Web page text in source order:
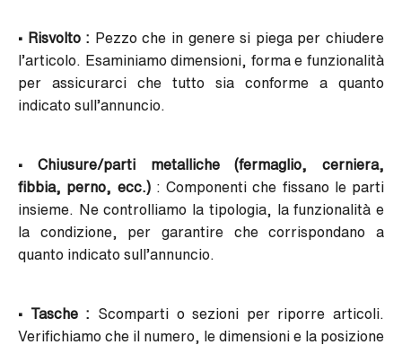
• Risvolto : Pezzo che in genere si piega per chiudere
l’articolo. Esaminiamo dimensioni, forma e funzionalità
per assicurarci che tutto sia conforme a quanto
indicato sull’annuncio.
• Chiusure/parti metalliche (fermaglio, cerniera,
fibbia, perno, ecc.): Componenti che fissano le parti
insieme. Ne controlliamo la tipologia, la funzionalità e
la condizione, per garantire che corrispondano a
quanto indicato sull’annuncio.
• Tasche : Scomparti o sezioni per riporre articoli.
Verifichiamo che il numero, le dimensioni e la posizione